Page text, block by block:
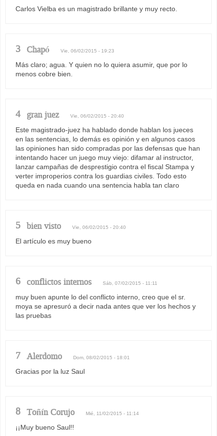
Carlos Vielba es un magistrado brillante y muy recto.
3 Chapó Vie, 06/02/2015 - 19:23
Más claro; agua. Y quien no lo quiera asumir, que por lo
menos cobre bien.
4 gran juez Vie, 06/02/2015 - 20:40
Este magistrado-juez ha hablado donde hablan los jueces
en las sentencias, lo demás es opinión y en algunos casos
las opiniones han sido compradas por las defensas que han
intentando hacer un juego muy viejo: difamar al instructor,
lanzar campañas de desprestigio contra el fiscal Stampa y
verter improperios contra los guardias civiles. Todo esto
queda en nada cuando una sentencia habla tan claro
5 bien visto Vie, 06/02/2015 - 20:40
El artículo es muy bueno
6 conflictos internos Sáb, 07/02/2015 - 11:11
muy buen apunte lo del conflicto interno, creo que el sr.
moya se apresuró a decir nada antes que ver los hechos y
las pruebas
7 Alerdomo Dom, 08/02/2015 - 18:01
Gracias por la luz Saul
8 Toñín Corujo Mié, 11/02/2015 - 11:14
¡¡Muy bueno Saul!!